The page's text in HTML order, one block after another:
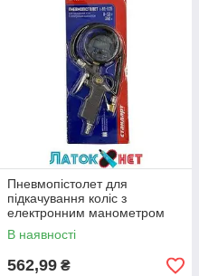
Пневмопістолет для
підкачування коліс з
електронним манометром
81-525 Miol
В наявності
562,99 ₴